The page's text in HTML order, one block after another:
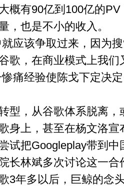
概有90亿到100亿的
，也是不小的收入。
应该争取过来，因为
歌，在商业模式上我
痛经验使陈戈下定决
型，从谷歌体系脱离
身上，甚至在杨文洛
试把Googleplay带到
长林斌多次讨论这一合
3年多以后，巨鲸的念